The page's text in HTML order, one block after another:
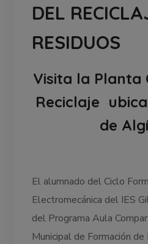
DEL
RESIDUOS
Visita la Planta
Reciclaje
de
El alumnado del Ciclo
Electromecánica del IES
del Programa Aula
Municipal de Formación